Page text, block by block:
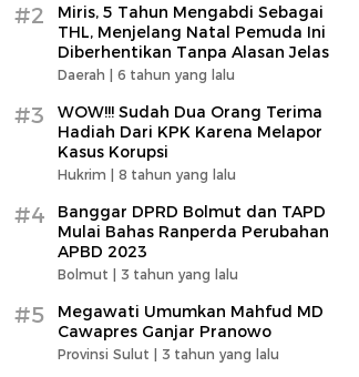
#2
Miris, 5 Tahun Mengabdi Sebagai
THL, Menjelang Natal Pemuda Ini
Diberhentikan Tanpa Alasan Jelas
Daerah | 6 tahun yang lalu
#3
WOW!!! Sudah Dua Orang Terima
Hadiah Dari KPK Karena Melapor
Kasus Korupsi
Hukrim | 8 tahun yang lalu
#4
Banggar DPRD Bolmut dan TAPD
Mulai Bahas Ranperda Perubahan
APBD 2023
Bolmut | 3 tahun yang lalu
#5
Megawati Umumkan Mahfud MD
Cawapres Ganjar Pranowo
Provinsi Sulut | 3 tahun yang lalu